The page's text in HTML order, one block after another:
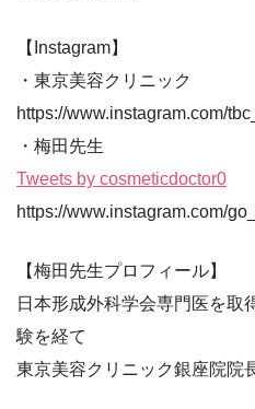
【Instagram】
・東京美容クリニック
https://www.instagram.com/
・梅田先生
Tweets by cosmeticdoctor0
https://www.instagram.com/
【梅田先生プロフィール】
日本形成外科学会専門医を取
験を経て
東京美容クリニック銀座院院